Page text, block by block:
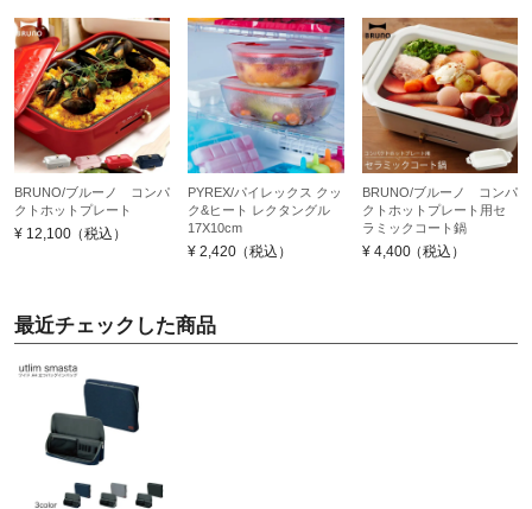
BRUNO/ブルーノ コンパ
クトホットプレート
¥ 12,100（税込）
PYREX/パイレックス クッ
ク&ヒート レクタングル
17X10cm
¥ 2,420（税込）
BRUNO/ブルーノ コンパ
クトホットプレート用セ
ラミックコート鍋
¥ 4,400（税込）
最近チェックした商品